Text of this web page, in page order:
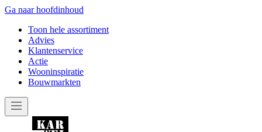
Ga naar hoofdinhoud
Toon hele assortiment
Advies
Klantenservice
Actie
Wooninspiratie
Bouwmarkten